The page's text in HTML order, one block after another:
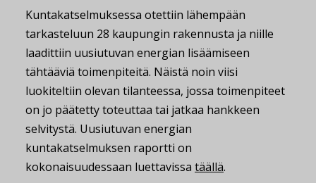
Kuntakatselmuksessa otettiin lähempään
tarkasteluun 28 kaupungin rakennusta ja niille
laadittiin uusiutuvan energian lisäämiseen
tähtääviä toimenpiteitä. Näistä noin viisi
luokiteltiin olevan tilanteessa, jossa toimenpiteet
on jo päätetty toteuttaa tai jatkaa hankkeen
selvitystä. Uusiutuvan energian
kuntakatselmuksen raportti on
kokonaisuudessaan luettavissa täällä.